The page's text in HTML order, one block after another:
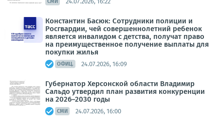
Константин Басюк: Сотрудники полиции и
Росгвардии, чей совершеннолетний ребенок
является инвалидом с детства, получат право
на преимущественное получение выплаты для
покупки жилья
ОФИЦ. 24.07.2026, 16:09
Губернатор Херсонской области Владимир
Сальдо утвердил план развития конкуренции
на 2026–2030 годы
СМИ 24.07.2026, 16:00